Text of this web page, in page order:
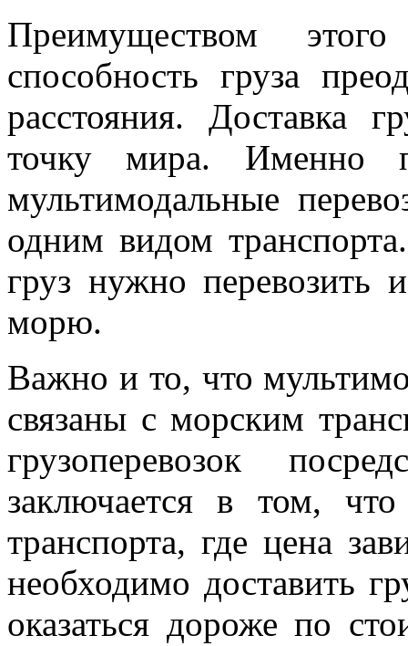
Преимуществом
способность груза
расстояния. Доставка
точку мира. Именно
мультимодальные
одним видом
груз нужно
морю.
Важно и то, что
связаны с морским
грузоперевозок
заключается в том,
транспорта, где цена
необходимо доставить
оказаться дороже по